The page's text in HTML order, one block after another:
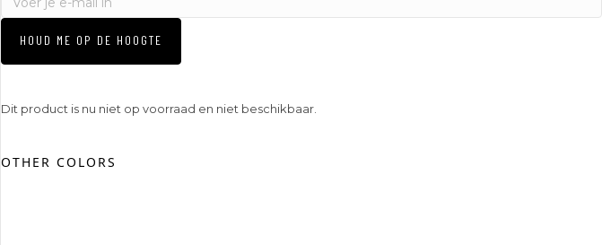
HOUD ME OP DE HOOGTE
Dit product is nu niet op voorraad en niet beschikbaar.
OTHER COLORS